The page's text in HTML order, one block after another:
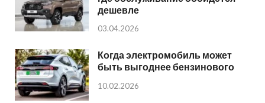
дешевле
03.04.2026
Когда электромобиль может
быть выгоднее бензинового
10.02.2026